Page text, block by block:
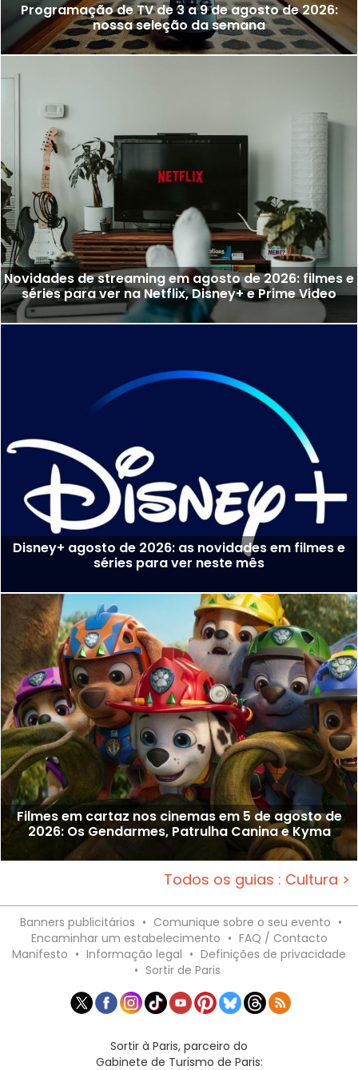
Programação de TV de 3 a 9 de agosto de 2026:
nossa seleção da semana
Novidades de streaming em agosto de 2026: filmes e
séries para ver na Netflix, Disney+ e Prime Video
Disney+ agosto de 2026: as novidades em filmes e
séries para ver neste mês
Filmes em cartaz nos cinemas em 5 de agosto de
2026: Os Gendarmes, Patrulha Canina e Kyma
Todos os guias : Cultura >
Banners publicitários • Comunique sobre o seu evento •
Encaminhar um estabelecimento • FAQ / Contacto
Manifesto • Informação legal • Definições de privacidade
• Sortir de Paris
Sortir à Paris, parceiro do
Gabinete de Turismo de Paris: